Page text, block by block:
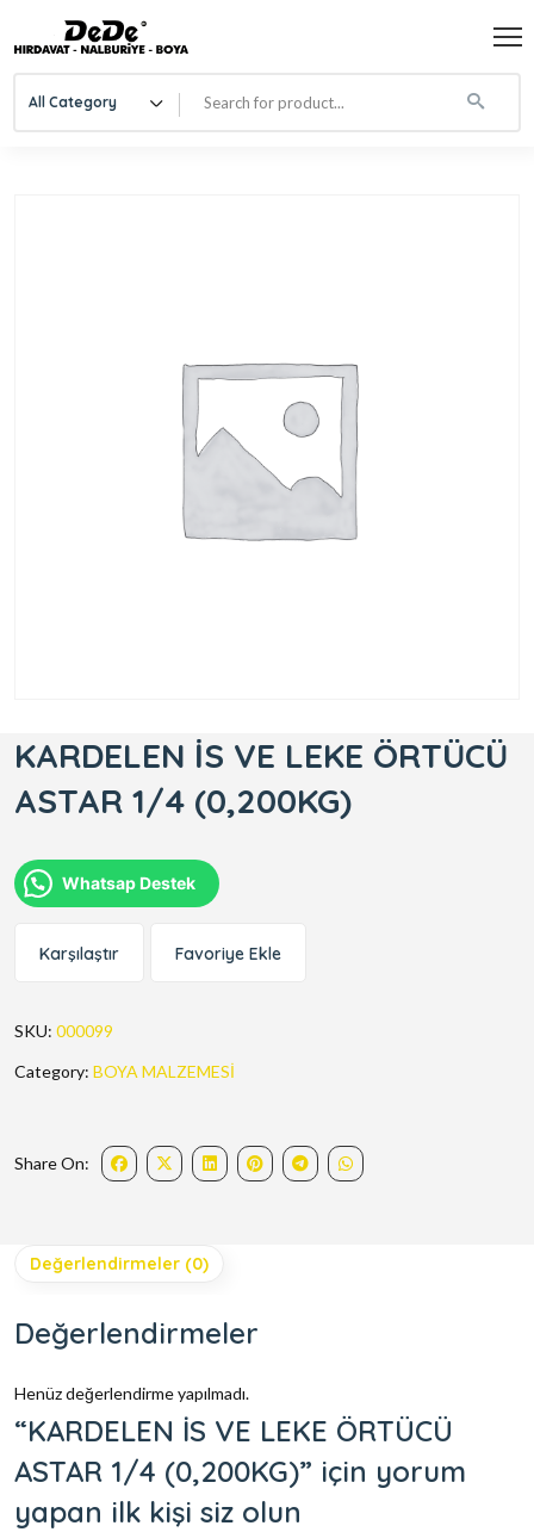
All Category
KARDELEN İS VE LEKE ÖRTÜCÜ
ASTAR 1/4 (0,200KG)
Whatsap Destek
Karşılaştır Favoriye Ekle
SKU: 000099
Category: BOYA MALZEMESİ
Share On:
Değerlendirmeler (0)
Değerlendirmeler
Henüz değerlendirme yapılmadı.
“KARDELEN İS VE LEKE ÖRTÜCÜ
ASTAR 1/4 (0,200KG)” için yorum
yapan ilk kişi siz olun